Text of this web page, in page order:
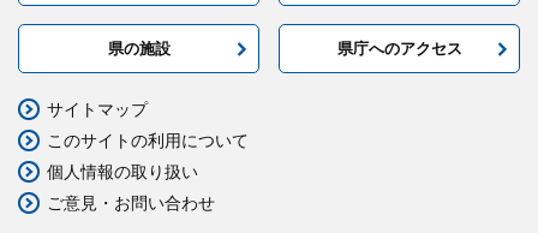
県の施設 県庁へのアクセス
サイトマップ
このサイトの利用について
個人情報の取り扱い
ご意見・お問い合わせ